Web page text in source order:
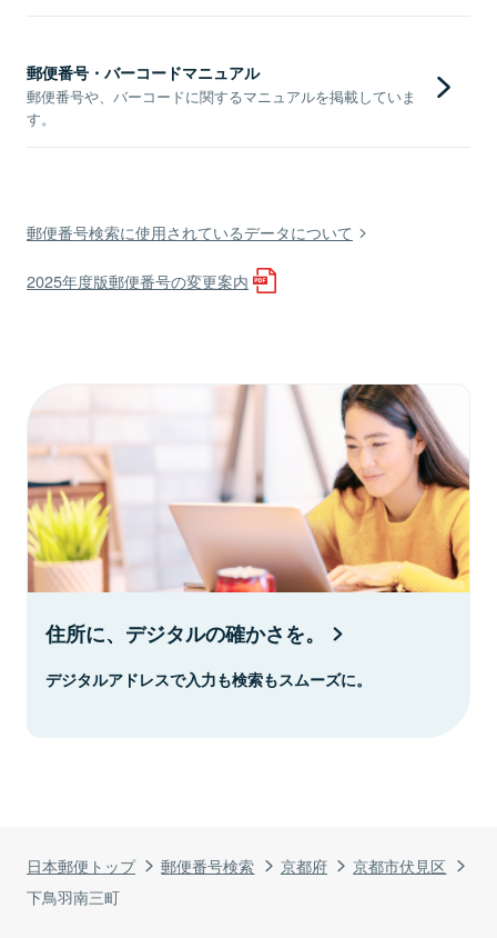
日本郵便トップ 郵便番号検索 京都府
京都市伏見区
下鳥羽南三町
郵便番号・バーコードマニュアル
郵便番号や、バーコードに関するマニュアルを掲載していま
す。
郵便番号検索に使用されているデータについて
2025年度版郵便番号の変更案内
住所に、デジタルの確かさを。
デジタルアドレスで入力も検索もスムーズに。